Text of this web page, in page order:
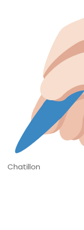
Chatillon